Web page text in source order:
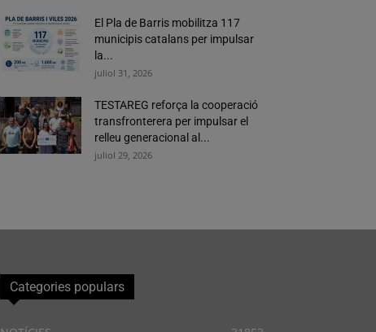
El Pla de Barris mobilitza 117
municipis catalans per impulsar
la...
juliol 31, 2026
TESTAREG reforça la cooperació
transfronterera per impulsar el
relleu generacional al...
juliol 29, 2026
Categories populars